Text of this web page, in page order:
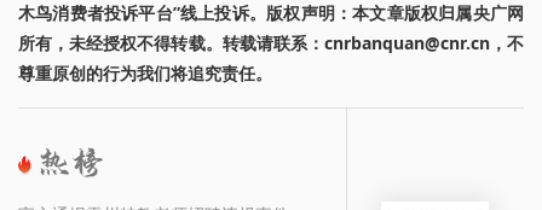
木鸟消费者投诉平台”线上投诉。版权声明：本文章版权归属央广网
所有，未经授权不得转载。转载请联系：cnrbanquan@cnr.cn，不
尊重原创的行为我们将追究责任。